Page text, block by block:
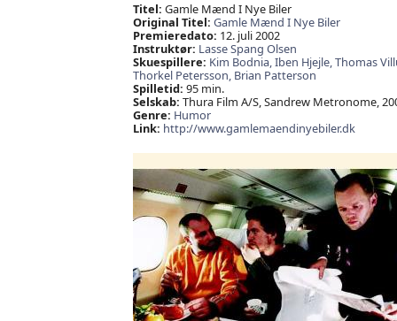
Titel: Gamle Mænd I Nye Biler
Original Titel: Gamle Mænd I Nye Biler
Premieredato: 12. juli 2002
Instruktør: Lasse Spang Olsen
Skuespillere: Kim Bodnia,Iben Hjejle,Thomas
Thorkel Petersson, Brian Patterson
Spilletid: 95 min.
Selskab: Thura Film A/S, Sandrew Metronome,
Genre: Humor
Link: http://www.gamlemaendinyebiler.dk